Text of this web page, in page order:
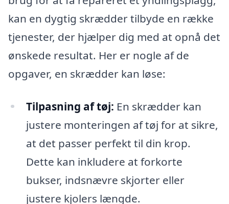
kan en dygtig skrædder tilbyde en række
tjenester, der hjælper dig med at opnå det
ønskede resultat. Her er nogle af de
opgaver, en skrædder kan løse:
Tilpasning af tøj: En skrædder kan
justere monteringen af tøj for at sikre,
at det passer perfekt til din krop.
Dette kan inkludere at forkorte
bukser, indsnævre skjorter eller
justere kjolers længde.